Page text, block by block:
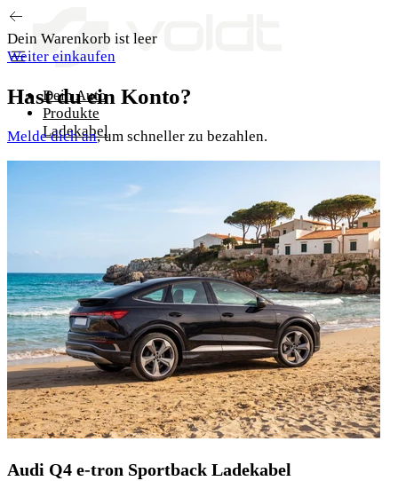
Zum Inhalt springen
Dein Auto
Produkte
Ladekabel
Dein Warenkorb ist leer
Weiter einkaufen
Hast du ein Konto?
Melde dich an, um schneller zu bezahlen.
Audi Q4 e-tron Sportback Ladekabel